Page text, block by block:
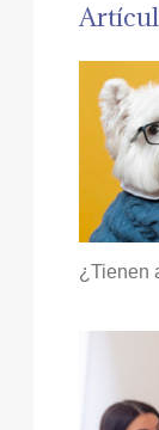
¿Tienen